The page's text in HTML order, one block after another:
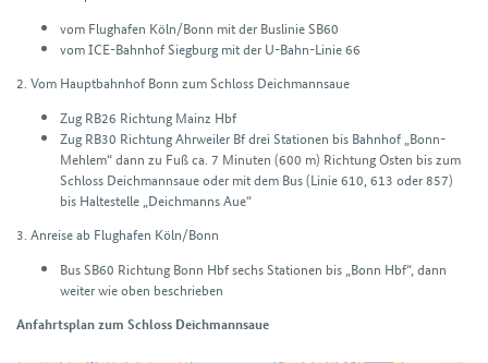
vom Flughafen Köln/Bonn mit der Buslinie SB60
vom ICE-Bahnhof Siegburg mit der U-Bahn-Linie 66
2. Vom Hauptbahnhof Bonn zum Schloss Deichmannsaue
Zug RB26 Richtung Mainz Hbf
Zug RB30 Richtung Ahrweiler Bf drei Stationen bis Bahnhof „Bonn-
Mehlem“ dann zu Fuß ca. 7 Minuten (600 m) Richtung Osten bis zum
Schloss Deichmannsaue oder mit dem Bus (Linie 610, 613 oder 857)
bis Haltestelle „Deichmanns Aue“
3. Anreise ab Flughafen Köln/Bonn
Bus SB60 Richtung Bonn Hbf sechs Stationen bis „Bonn Hbf“, dann
weiter wie oben beschrieben
Anfahrtsplan zum Schloss Deichmannsaue